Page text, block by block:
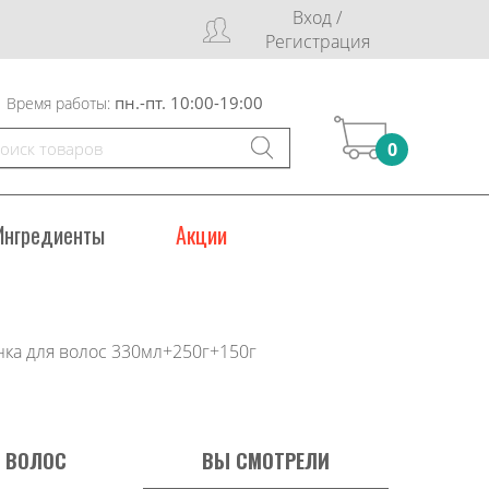
Вход /
Регистрация
Время работы: пн.-пт. 10:00-19:00
0
Акции
для волос 330мл+250г+150г
ВОЛОС ВЫ СМОТРЕЛИ